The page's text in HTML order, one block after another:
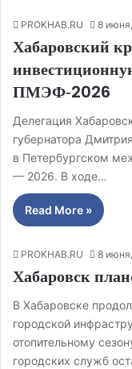
PROKHAB.RU 8
Хабаровский
ПМЭФ‑2026
Делегация
губернатора
в Петербургском
— 2026. В ходе…
Read More »
PROKHAB.RU 8
Хабаровск
В Хабаровске
городской
отопительному
городских служб